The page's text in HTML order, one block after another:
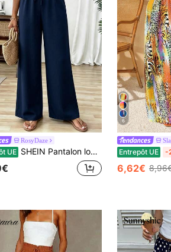
RosyDaze
UE SHEIN Pantalon long ample à jambes larges pour femmes, couleur unie, avec volants et lien à la taille
6
Entrepôt UE -
6,62€